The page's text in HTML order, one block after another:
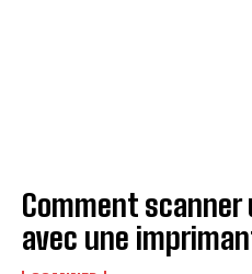
Comment
avec une